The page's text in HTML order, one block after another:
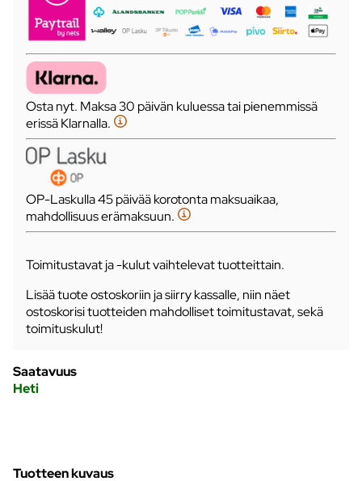
Osta nyt. Maksa 30 päivän kuluessa tai pienemmissä
erissä Klarnalla.
OP-Laskulla 45 päivää korotonta maksuaikaa,
mahdollisuus erämaksuun.
Toimitustavat ja -kulut vaihtelevat tuotteittain.
Lisää tuote ostoskoriin ja siirry kassalle, niin näet
ostoskorisi tuotteiden mahdolliset toimitustavat, sekä
toimituskulut!
Saatavuus
Heti
Tuotteen kuvaus